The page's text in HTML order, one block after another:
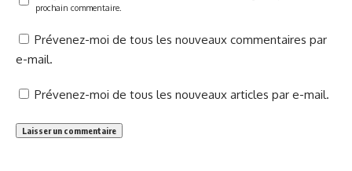
prochain commentaire.
Prévenez-moi de tous les nouveaux commentaires par
e-mail.
Prévenez-moi de tous les nouveaux articles par e-mail.